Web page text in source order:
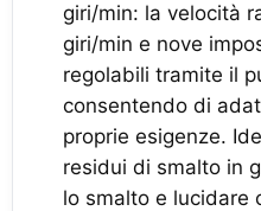
giri/min: la velocità
giri/min e nove
regolabili tramite il
consentendo di
proprie esigenze.
residui di smalto in
lo smalto e lucidare